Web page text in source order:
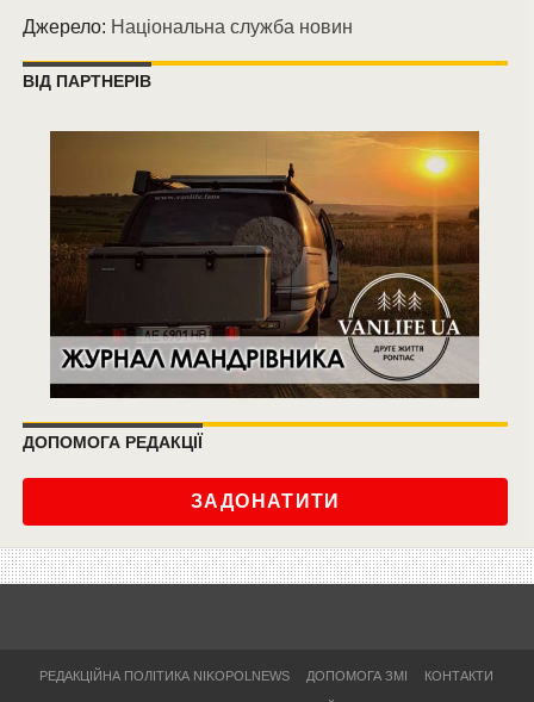
Джерело: Національна служба новин
ВІД ПАРТНЕРІВ
ДОПОМОГА РЕДАКЦІЇ
ЗАДОНАТИТИ
РЕДАКЦІЙНА ПОЛІТИКА NIKOPOLNEWS ДОПОМОГА ЗМІ КОНТАКТИ